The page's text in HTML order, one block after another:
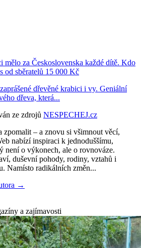
mělo za Československa každé dítě. Kdo
od sběratelů 15 000 Kč
dřevěné krabici i vy. Geniální
dřeva, která...
ze zdrojů NESPECHEJ.cz
zpomalit – a znovu si všimnout věcí,
nabízí inspiraci k jednoduššímu,
není o výkonech, ale o rovnováze.
duševní pohody, rodiny, vztahů i
Namísto radikálních změn...
→
a zajímavosti